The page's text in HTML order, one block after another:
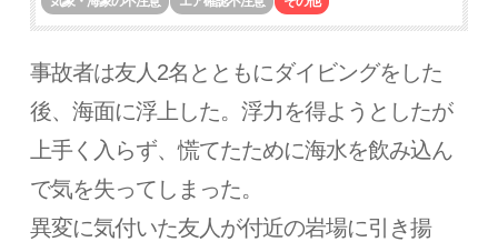
事故者は友人2名とともにダイビングをした
後、海面に浮上した。浮力を得ようとしたが
上手く入らず、慌てたために海水を飲み込ん
で気を失ってしまった。
異変に気付いた友人が付近の岩場に引き揚